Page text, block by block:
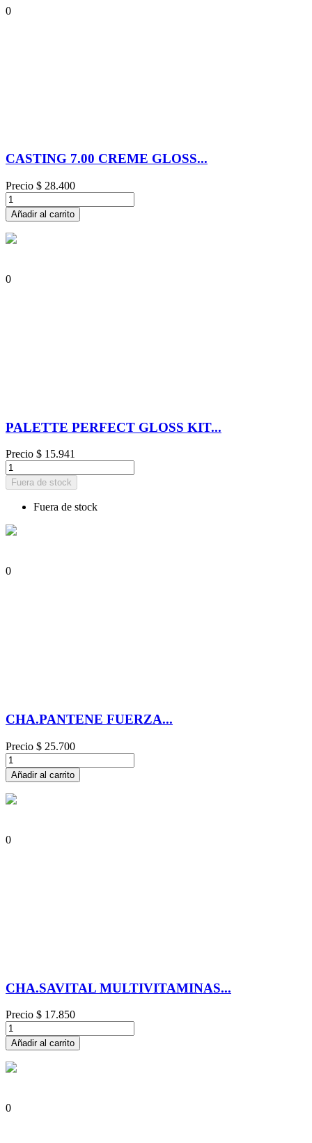
0
CASTING 7.00 CREME GLOSS...
Precio $ 28.400
Añadir al carrito
0
PALETTE PERFECT GLOSS KIT...
Precio $ 15.941
Fuera de stock
Fuera de stock
0
CHA.PANTENE FUERZA...
Precio $ 25.700
Añadir al carrito
0
CHA.SAVITAL MULTIVITAMINAS...
Precio $ 17.850
Añadir al carrito
0